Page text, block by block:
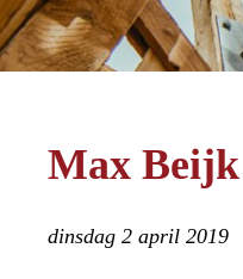
Max Beijk
dinsdag 2 april 2019